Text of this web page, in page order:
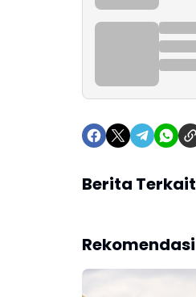
Berita Terkait
Rekomendasi